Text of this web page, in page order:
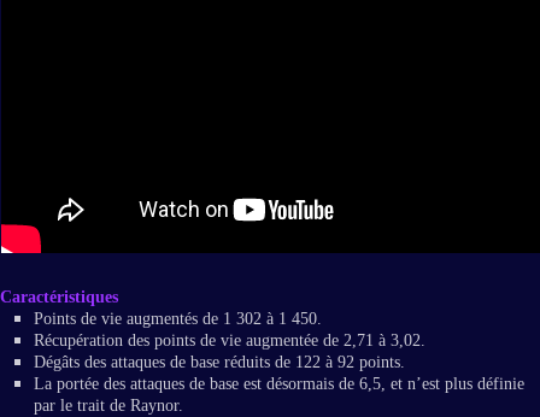
Caractéristiques
Points de vie augmentés de 1 302 à 1 450.
Récupération des points de vie augmentée de 2,71 à 3,02.
Dégâts des attaques de base réduits de 122 à 92 points.
La portée des attaques de base est désormais de 6,5, et n’est plus définie
par le trait de Raynor.